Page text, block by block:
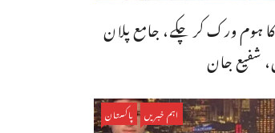
ہوم ورک کر چکے، جامع پلان
شفیع جان
اہم خبریں پاکستان